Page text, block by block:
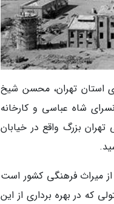
استان تهران، محسن شیخ
اعلام این خبر گفت: کاروانسرای شاه عباسی و کارخانه
بزرگ واقع در خیابان
میراث فرهنگی کشور است
که در بهره برداری از این